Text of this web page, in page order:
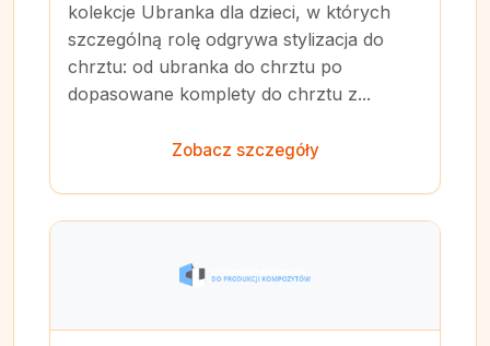
kolekcje Ubranka dla dzieci, w których
szczególną rolę odgrywa stylizacja do
chrztu: od ubranka do chrztu po
dopasowane komplety do chrztu z...
Zobacz szczegóły